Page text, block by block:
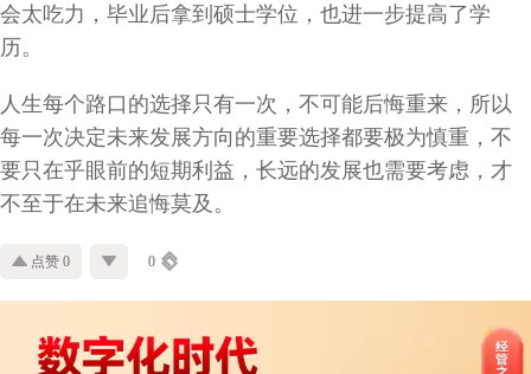
会太吃力，毕业后拿到硕士学位，也进一步提高了学
历。
人生每个路口的选择只有一次，不可能后悔重来，所以
每一次决定未来发展方向的重要选择都要极为慎重，不
要只在乎眼前的短期利益，长远的发展也需要考虑，才
不至于在未来追悔莫及。
点赞 0 0